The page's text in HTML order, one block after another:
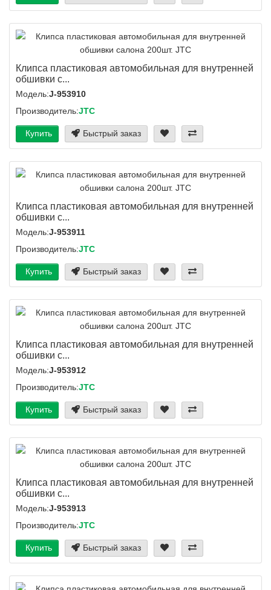
Клипса пластиковая автомобильная для внутренней
обшивки с...
Модель:J-953910
Производитель:JTC
Купить Быстрый заказ
Клипса пластиковая автомобильная для внутренней
обшивки с...
Модель:J-953911
Производитель:JTC
Купить Быстрый заказ
Клипса пластиковая автомобильная для внутренней
обшивки с...
Модель:J-953912
Производитель:JTC
Купить Быстрый заказ
Клипса пластиковая автомобильная для внутренней
обшивки с...
Модель:J-953913
Производитель:JTC
Купить Быстрый заказ